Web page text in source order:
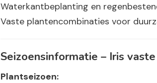
Waterkantbeplanting en
Vaste plantencombinaties voor
Seizoensinformatie – Iris
Plantseizoen: